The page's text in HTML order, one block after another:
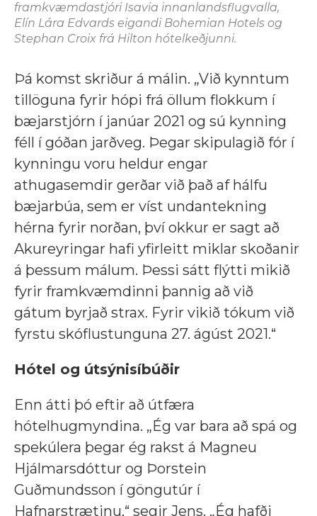
framkvæmdastjóri Isavia innanlandsflugvalla,
Elín Lára Edvards eigandi Bohemian Hotels og
Stephan Croix frá Hilton hótelkeðjunni.
Þá komst skriður á málin. „Við kynntum
tillöguna fyrir hópi frá öllum flokkum í
bæjarstjórn í janúar 2021 og sú kynning
féll í góðan jarðveg. Þegar skipulagið fór í
kynningu voru heldur engar
athugasemdir gerðar við það af hálfu
bæjarbúa, sem er víst undantekning
hérna fyrir norðan, því okkur er sagt að
Akureyringar hafi yfirleitt miklar skoðanir
á þessum málum. Þessi sátt flýtti mikið
fyrir framkvæmdinni þannig að við
gátum byrjað strax. Fyrir vikið tókum við
fyrstu skóflustunguna 27. ágúst 2021.“
Hótel og útsýnisíbúðir
Enn átti þó eftir að útfæra
hótelhugmyndina. „Ég var bara að spá og
spekúlera þegar ég rakst á Magneu
Hjálmarsdóttur og Þorstein
Guðmundsson í göngutúr í
Hafnarstrætinu,“ segir Jens. „Ég hafði